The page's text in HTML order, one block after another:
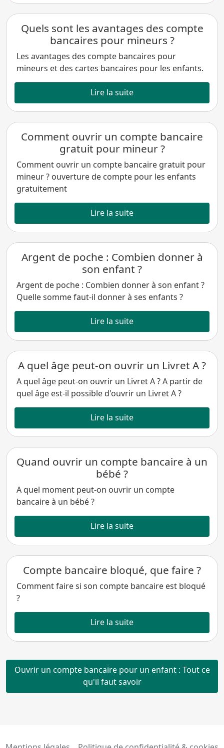
Quels sont les avantages des compte
bancaires pour mineurs ?
Les avantages des compte bancaires pour
mineurs et des cartes bancaires pour les enfants.
Lire la suite
Comment ouvrir un compte bancaire
gratuit pour mineur ?
Comment ouvrir un compte bancaire gratuit pour
mineur ? ouverture de compte pour les enfants
gratuitement
Lire la suite
Argent de poche : Combien donner à
son enfant ?
Argent de poche : Combien donner à son enfant ?
Quelle somme faut-il donner à ses enfants ?
Lire la suite
A quel âge peut-on ouvrir un Livret A ?
A quel âge peut-on ouvrir un Livret A ? A partir de
quel âge est-il possible d'ouvrir un Livret A ?
Lire la suite
Quand ouvrir un compte bancaire à un
bébé ?
A quel moment peut-on ouvrir un compte
bancaire à un bébé ?
Lire la suite
Compte bancaire bloqué, que faire ?
Comment faire si son compte bancaire est bloqué
?
Lire la suite
Ouvrir un compte bancaire pour un enfant : Tout ce
qu'il faut savoir